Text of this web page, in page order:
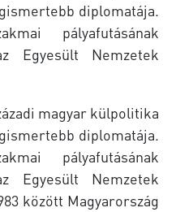
diplomatája.
pályafutásának
Egyesült Nemzetek
magyar külpolitika
diplomatája.
pályafutásának
Egyesült Nemzetek
között Magyarország